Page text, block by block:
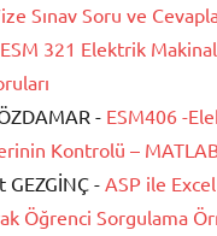
Sınav Soru ve
ESM 321 Elektrik
- ESM406 -
Kontrolü –
- ASP ile
Öğrenci Sorgulama